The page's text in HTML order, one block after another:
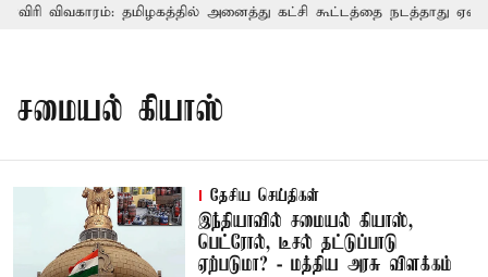
விவகாரம்: தமிழகத்தில் அனைத்து கட்சி கூட்டத்தை நடத்தாது
சமையல் கியாஸ்
தேசிய செய்திகள்
இந்தியாவில் சமையல் கியாஸ்,
பெட்ரோல், டீசல் தட்டுப்பாடு
ஏற்படுமா? - மத்திய அரசு விளக்கம்